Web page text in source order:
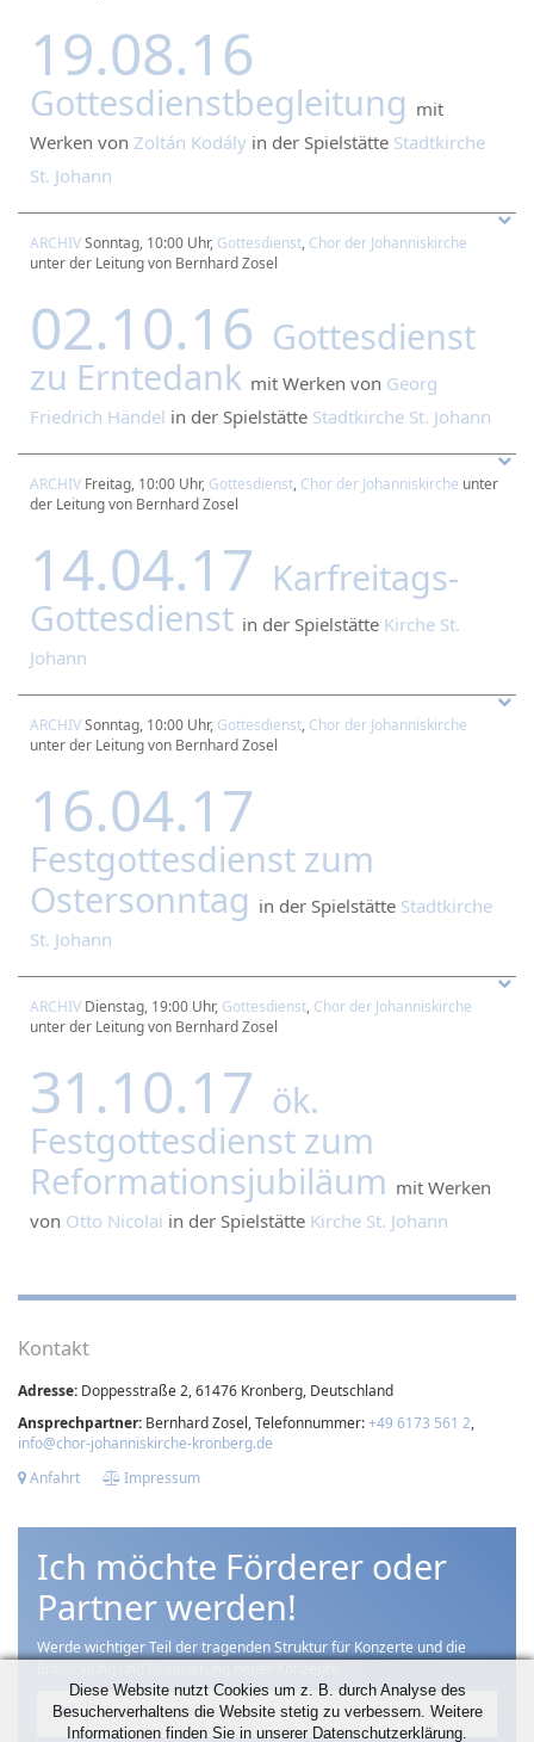
19.08.16
Gottesdienstbegleitung mit
Werken von Zoltán Kodály in der Spielstätte Stadtkirche
St. Johann
ARCHIVSonntag, 10:00 Uhr, Gottesdienst, Chor der Johanniskirche
unter der Leitung von Bernhard Zosel
02.10.16 Gottesdienst
zu Erntedank mit Werken von Georg
Friedrich Händel in der Spielstätte Stadtkirche St. Johann
ARCHIV Freitag, 10:00 Uhr, Gottesdienst, Chor der Johanniskirche unter
der Leitung von Bernhard Zosel
14.04.17 Karfreitags-
Gottesdienst in der Spielstätte Kirche St.
Johann
ARCHIVSonntag, 10:00 Uhr, Gottesdienst, Chor der Johanniskirche
unter der Leitung von Bernhard Zosel
16.04.17
Festgottesdienst zum
Ostersonntag in der Spielstätte Stadtkirche
St. Johann
ARCHIV Dienstag, 19:00 Uhr, Gottesdienst, Chor der Johanniskirche
unter der Leitung von Bernhard Zosel
31.10.17 ök.
Festgottesdienst zum
Reformationsjubiläum mit Werken
von Otto Nicolai in der Spielstätte Kirche St. Johann
Kontakt
Adresse: Doppesstraße 2, 61476 Kronberg, Deutschland
Ansprechpartner: Bernhard Zosel, Telefonnummer:+49 6173 561 2,
info@chor-johanniskirche-kronberg.de
Anfahrt
Impressum
Ich möchte Förderer oder
Partner werden!
Werde wichtiger Teil der tragenden Struktur für Konzerte und die
Klar, ich unterstütze
Diese Website nutzt Cookies um z. B. durch Analyse des
Besucherverhaltens die Website stetig zu verbessern. Weitere
Informationen finden Sie in unserer Datenschutzerklärung.